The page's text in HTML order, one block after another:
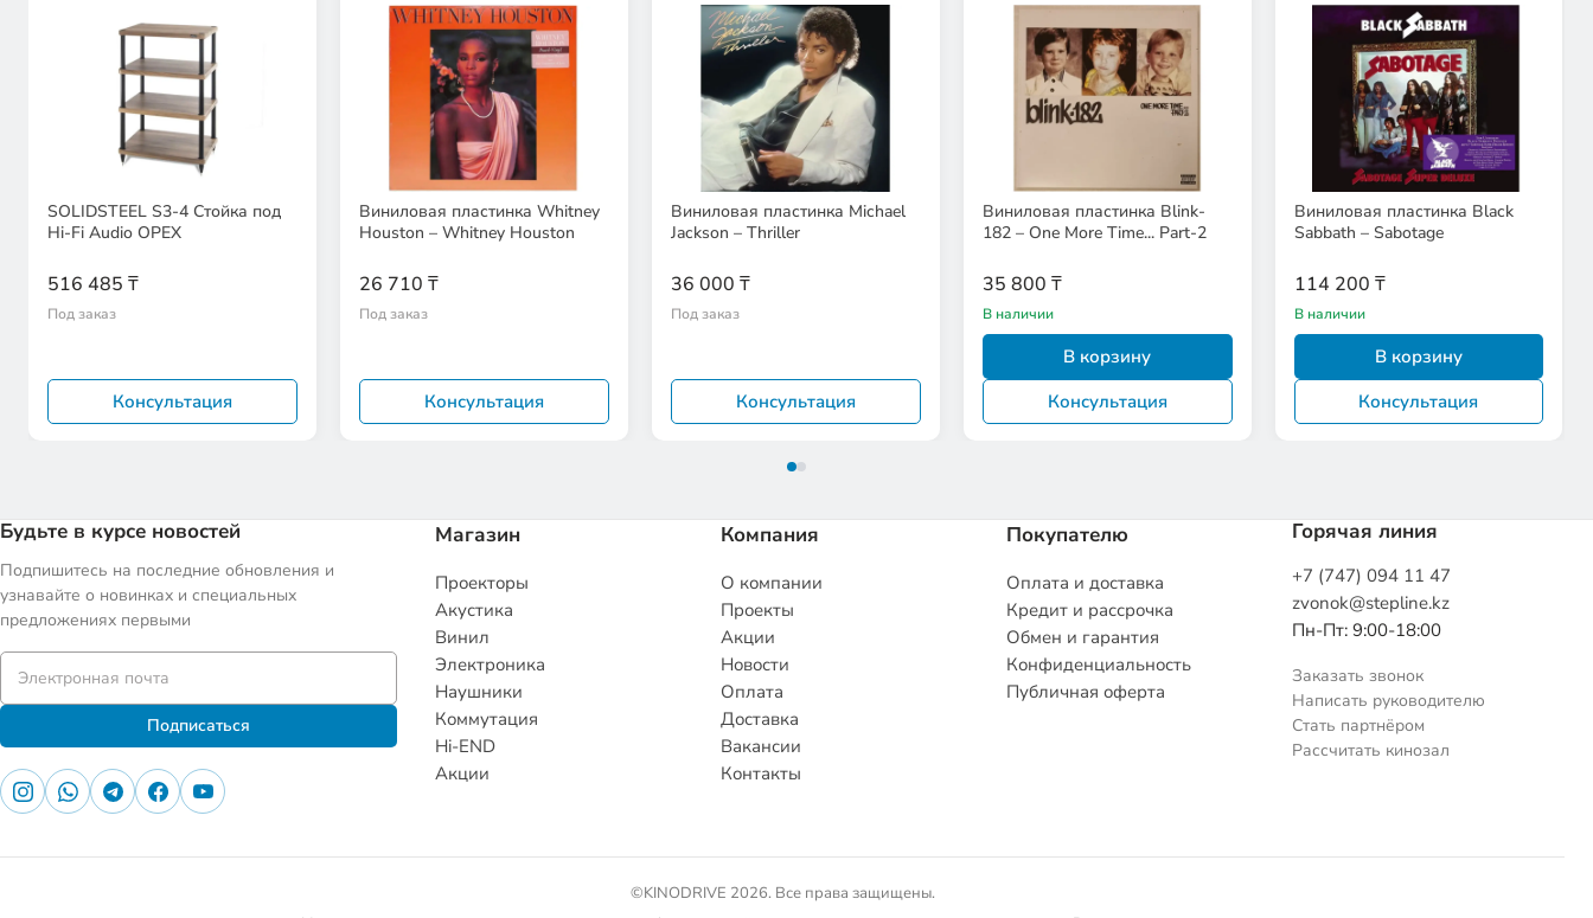
SOLIDSTEEL S3-4 Стойка под
Hi-Fi Audio ОРЕХ
516 485 ₸
Под заказ
Консультация
Виниловая пластинка Whitney
Houston – Whitney Houston
26 710 ₸
Под заказ
Консультация
Виниловая пластинка Michael
Jackson – Thriller
36 000 ₸
Под заказ
Консультация
Виниловая пластинка Blink-
182 – One More Time... Part-2
35 800 ₸
В наличии
В корзину
Консультация
Виниловая пластинка Black
Sabbath – Sabotage
114 200 ₸
В наличии
В корзину
Консультация
Будьте в курсе новостей
Подпишитесь на последние обновления и
узнавайте о новинках и специальных
предложениях первыми
Подписаться
Магазин
Проекторы
Акустика
Винил
Электроника
Наушники
Коммутация
Hi-END
Акции
Компания
О компании
Проекты
Акции
Новости
Оплата
Доставка
Вакансии
Контакты
Покупателю
Оплата и доставка
Кредит и рассрочка
Обмен и гарантия
Конфиденциальность
Публичная оферта
Горячая линия
+7 (747) 094 11 47
zvonok@stepline.kz
Пн-Пт: 9:00-18:00
Заказать звонок
Написать руководителю
Стать партнёром
Рассчитать кинозал
©KINODRIVE 2026. Все права защищены.